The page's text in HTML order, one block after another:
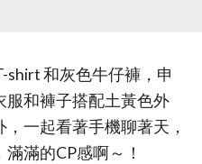
shirt 和灰色牛仔褲，申
服和褲子搭配土黃色外
一起看著手機聊著天，
滿的CP感啊～！